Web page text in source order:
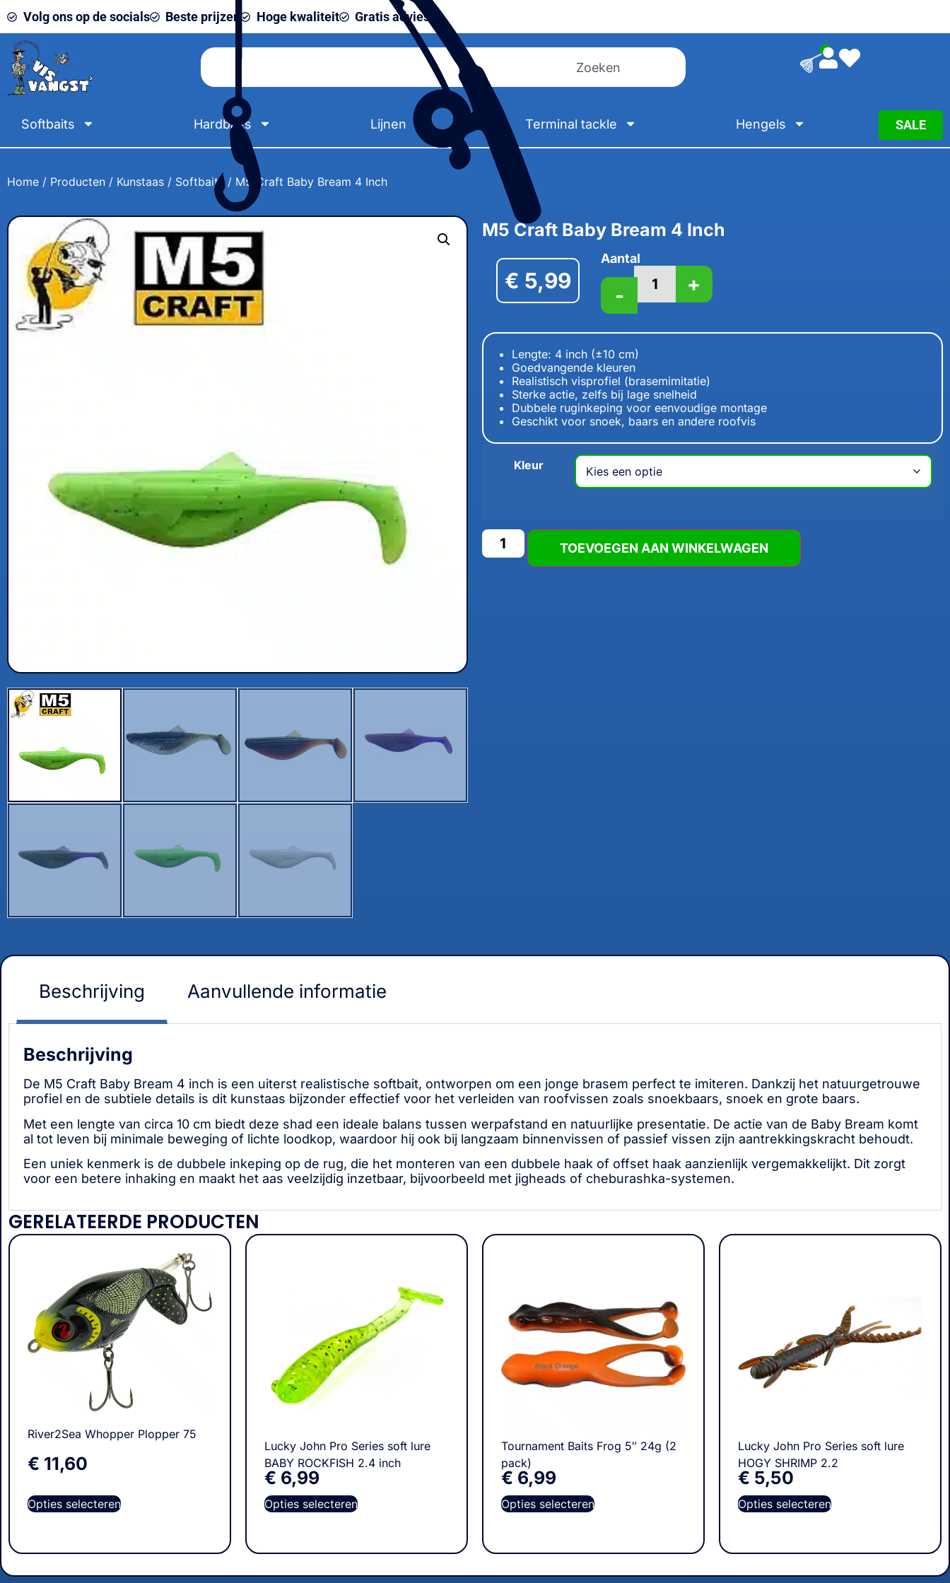
Volg ons op de socials Beste prijzen Hoge kwaliteit Gratis advies
0
Softbaits Hardbaits Lijnen Terminal tackle Hengels SALE
Home / Producten / Kunstaas / Softbaits/ M5 Craft Baby Bream 4 Inch
M5 Craft Baby Bream 4 Inch
€ 5,99
Aantal
- +
Lengte: 4 inch (±10 cm)
Goedvangende kleuren
Realistisch visprofiel (brasemimitatie)
Sterke actie, zelfs bij lage snelheid
Dubbele ruginkeping voor eenvoudige montage
Geschikt voor snoek, baars en andere roofvis
Kleur
TOEVOEGEN AAN WINKELWAGEN
Beschrijving Aanvullende informatie
Beschrijving
De M5 Craft Baby Bream 4 inch is een uiterst realistische softbait, ontworpen om een jonge brasem perfect te imiteren. Dankzij het natuurgetrouwe
profiel en de subtiele details is dit kunstaas bijzonder effectief voor het verleiden van roofvissen zoals snoekbaars, snoek en grote baars.
Met een lengte van circa 10 cm biedt deze shad een ideale balans tussen werpafstand en natuurlijke presentatie. De actie van de Baby Bream komt
al tot leven bij minimale beweging of lichte loodkop, waardoor hij ook bij langzaam binnenvissen of passief vissen zijn aantrekkingskracht behoudt.
Een uniek kenmerk is de dubbele inkeping op de rug, die het monteren van een dubbele haak of offset haak aanzienlijk vergemakkelijkt. Dit zorgt
voor een betere inhaking en maakt het aas veelzijdig inzetbaar, bijvoorbeeld met jigheads of cheburashka-systemen.
GERELATEERDE PRODUCTEN
River2Sea Whopper Plopper 75
€ 11,60
Opties selecteren
Lucky John Pro Series soft lure
BABY ROCKFISH 2.4 inch
€ 6,99
Opties selecteren
Tournament Baits Frog 5″ 24g (2
pack)
€ 6,99
Opties selecteren
Lucky John Pro Series soft lure
HOGY SHRIMP 2.2
€ 5,50
Opties selecteren